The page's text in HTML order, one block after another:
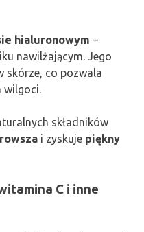
hialuronowym –
nawilżającym. Jego
skórze, co pozwala
wilgoci.
składników
i zyskuje piękny
C i inne